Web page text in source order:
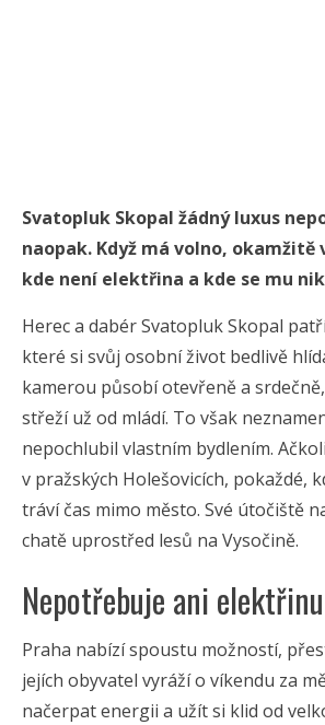
Svatopluk Skopal žádný luxus
naopak. Když má volno, okamžitě
kde není elektřina a kde se mu
Herec a dabér Svatopluk Skopal
které si svůj osobní život bedlivě
kamerou působí otevřeně a
střeží už od mládí. To však
nepochlubil vlastním bydlením.
v pražských Holešovicích, pokaždé,
tráví čas mimo město. Své útočiště
chatě uprostřed lesů na Vysočině.
Nepotřebuje ani elektřinu
Praha nabízí spoustu možností,
jejích obyvatel vyráží o víkendu za
načerpat energii a užít si klid od